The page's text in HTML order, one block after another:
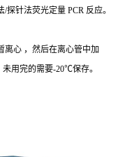
针法荧光定量 PCR 反应。
离心 ，然后在离心管中加
用完的需要-20℃保存。